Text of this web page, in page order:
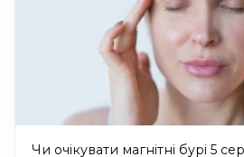
Чи очікувати магнітні бурі 5